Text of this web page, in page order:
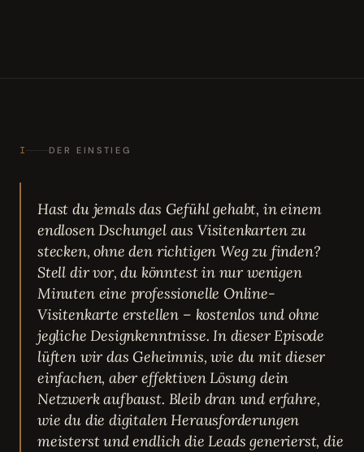
I DER EINSTIEG
Hast du jemals das Gefühl gehabt, in einem
endlosen Dschungel aus Visitenkarten zu
stecken, ohne den richtigen Weg zu finden?
Stell dir vor, du könntest in nur wenigen
Minuten eine professionelle Online-
Visitenkarte erstellen – kostenlos und ohne
jegliche Designkenntnisse. In dieser Episode
lüften wir das Geheimnis, wie du mit dieser
einfachen, aber effektiven Lösung dein
Netzwerk aufbaust. Bleib dran und erfahre,
wie du die digitalen Herausforderungen
meisterst und endlich die Leads generierst, die